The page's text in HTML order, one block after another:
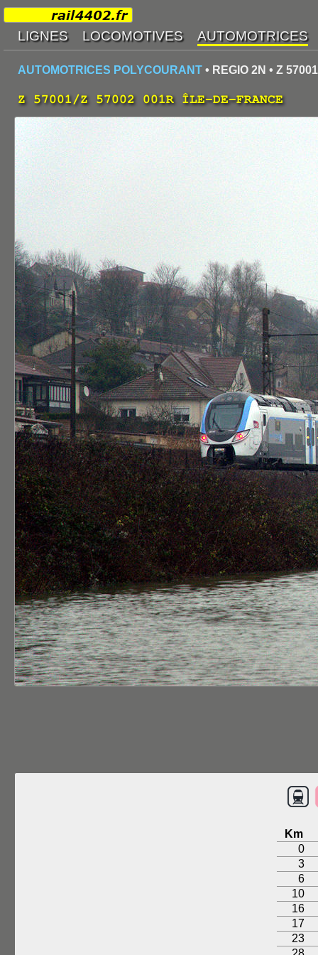
AUTOMOTRICES POLYCOURANT • REGIO 2N • Z
Z 57001/Z 57002 001R ÎLE-DE-FRANCE
Km
0
3
6
10
16
17
23